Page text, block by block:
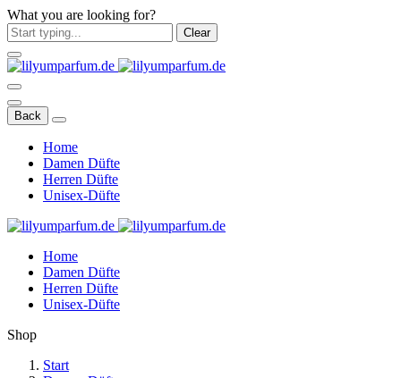
What you are looking for?
Clear
Back
Home
Damen Düfte
Herren Düfte
Unisex-Düfte
Home
Damen Düfte
Herren Düfte
Unisex-Düfte
Shop
Start